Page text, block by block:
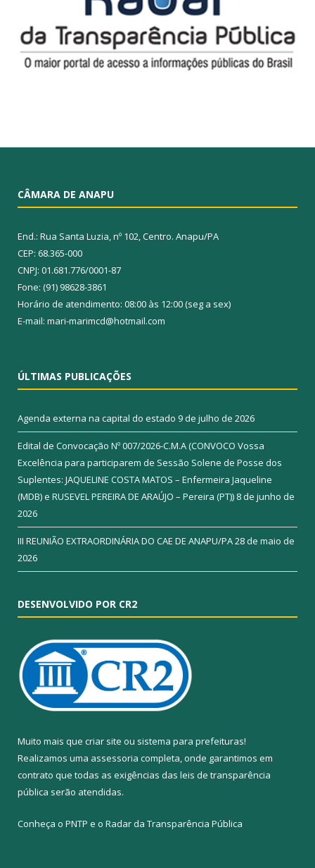
CÂMARA DE ANAPU
End.: Rua Santa Luzia, nº 102, Centro. Anapu/PA
CEP: 68.365-000
CNPJ: 01.681.776/0001-87
Fone: (91) 98628-3861
Horário de atendimento: 08:00 às 12:00 (seg a sex)
E-mail: mari-marimcd@hotmail.com
ÚLTIMAS PUBLICAÇÕES
Agenda externa na capital do estado 9 de julho de 2026
Edital de Convocação Nº 007/2026-C.M.A (CONVOCO Vossa
Excelência para participarem de Sessão Solene de Posse dos
Suplentes: JAQUELINE COSTA MATOS – Enfermeira Jaqueline
(MDB) e RUSEVEL PEREIRA DE ARAÚJO – Pereira (PT)) 8 de junho de
2026
III REUNIÃO EXTRAORDINÁRIA DO CAE DE ANAPU/PA28 de maio de
2026
DESENVOLVIDO POR CR2
Muito mais que criar site ou sistema para prefeituras!
Realizamos uma assessoria completa, onde garantimos em
contrato que todas as exigências das leis de transparência
pública serão atendidas.
Conheça o PNTP e o Radar da Transparência Pública